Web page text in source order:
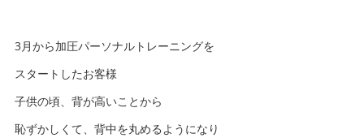
3月から加圧パーソナルトレーニングを
スタートしたお客様
子供の頃、背が高いことから
恥ずかしくて、背中を丸めるようになり